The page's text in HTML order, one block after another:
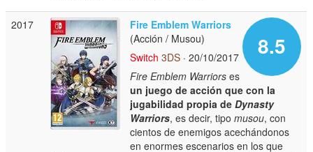
2017
8.5
Fire Emblem Warriors
(Acción / Musou)
Switch 3DS · 20/10/2017
Fire Emblem Warriors es
un juego de acción que con la
jugabilidad propia de Dynasty
Warriors, es decir, tipomusou, con
cientos de enemigos acechándonos
en enormes escenarios en los que